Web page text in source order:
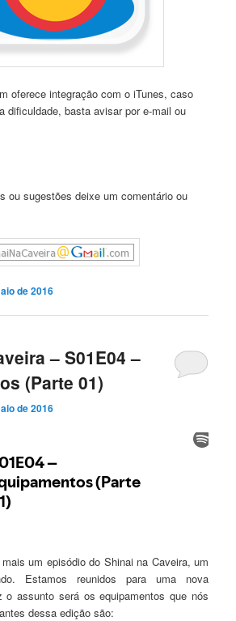
oferece integração com o iTunes, caso
dificuldade, basta avisar por e-mail ou
ou sugestões deixe um comentário ou
de 2016
– S01E04 –
(Parte 01)
de 2016
um episódio do Shinai na Caveira, um
Estamos reunidos para uma nova
o assunto será os equipamentos que nós
dessa edição são: